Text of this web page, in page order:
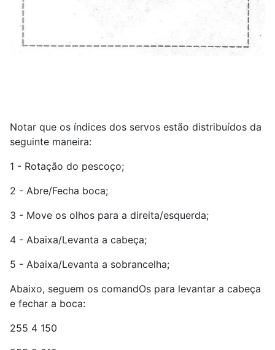
Notar que os índices dos servos estão distribuídos da
seguinte maneira:
1 - Rotação do pescoço;
2 - Abre/Fecha boca;
3 - Move os olhos para a direita/esquerda;
4 - Abaixa/Levanta a cabeça;
5 - Abaixa/Levanta a sobrancelha;
Abaixo, seguem os comandOs para levantar a cabeça
e fechar a boca:
255 4 150